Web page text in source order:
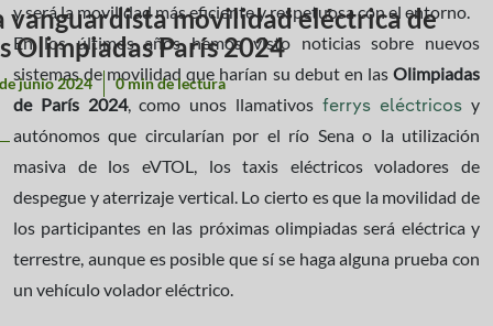
vanguardista movilidad eléctrica de
Olimpiadas París 2024
junio 2024 0 min de lectura
y será la movilidad más eficiente y respetuosa con el entorno.
En los últimos años hemos visto noticias sobre nuevos
sistemas de movilidad que harían su debut en las Olimpiadas
de París 2024, como unos llamativos ferrys eléctricos y
autónomos que circularían por el río Sena o la utilización
masiva de los eVTOL, los taxis eléctricos voladores de
despegue y aterrizaje vertical. Lo cierto es que la movilidad de
los participantes en las próximas olimpiadas será eléctrica y
terrestre, aunque es posible que sí se haga alguna prueba con
un vehículo volador eléctrico.